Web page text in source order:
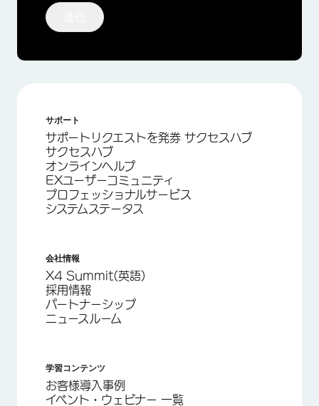
サポート
サポートリクエストを発券 サクセスハブ
サクセスハブ
オンラインヘルプ
EXユーザーコミュニティ
プロフェッショナルサービス
システムステータス
会社情報
X4 Summit(英語)
採用情報
パートナーシップ
ニュースルーム
学習コンテンツ
お客様導入事例
イベント・ウェビナー 一覧